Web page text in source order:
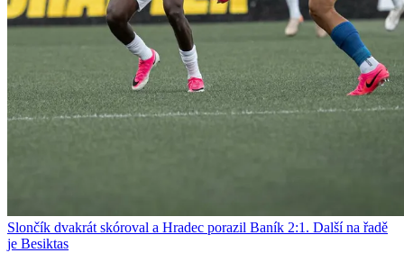
Slončík dvakrát skóroval a Hradec porazil Baník 2:1. Další na řadě
je Besiktas